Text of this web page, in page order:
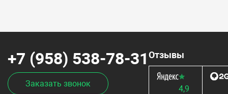
+7 (958) 538-78-31
Заказать звонок
Отзывы
4,9